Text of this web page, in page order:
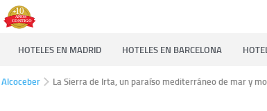
HOTELES EN MADRID HOTELES EN BARCELONA
Alcoceber La Sierra de Irta, un paraíso mediterráneo de mar y